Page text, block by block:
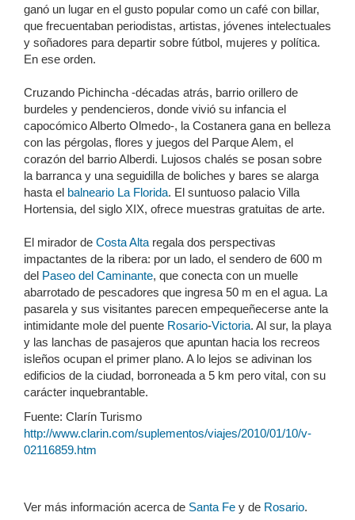
ganó un lugar en el gusto popular como un café con billar,
que frecuentaban periodistas, artistas, jóvenes intelectuales
y soñadores para departir sobre fútbol, mujeres y política.
En ese orden.
Cruzando Pichincha -décadas atrás, barrio orillero de
burdeles y pendencieros, donde vivió su infancia el
capocómico Alberto Olmedo-, la Costanera gana en belleza
con las pérgolas, flores y juegos del Parque Alem, el
corazón del barrio Alberdi. Lujosos chalés se posan sobre
la barranca y una seguidilla de boliches y bares se alarga
hasta el balneario La Florida. El suntuoso palacio Villa
Hortensia, del siglo XIX, ofrece muestras gratuitas de arte.
El mirador de Costa Altaregala dos perspectivas
impactantes de la ribera: por un lado, el sendero de 600 m
del Paseo del Caminante, que conecta con un muelle
abarrotado de pescadores que ingresa 50 m en el agua. La
pasarela y sus visitantes parecen empequeñecerse ante la
intimidante mole del puente Rosario-Victoria. Al sur, la playa
y las lanchas de pasajeros que apuntan hacia los recreos
isleños ocupan el primer plano. A lo lejos se adivinan los
edificios de la ciudad, borroneada a 5 km pero vital, con su
carácter inquebrantable.
Fuente: Clarín Turismo
http://www.clarin.com/suplementos/viajes/2010/01/10/v-
02116859.htm
Ver más información acerca de Santa Fe y de Rosario.